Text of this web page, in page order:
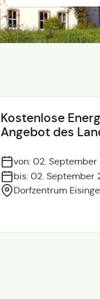
Kostenlose
Angebot des
von: 02.
bis: 02. September
Dorfzentrum